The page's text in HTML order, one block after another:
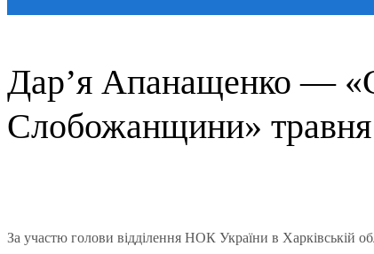
Дар’я Апанащенко —
Слобожанщини»
За участю голови відділення НОК України в Харківській